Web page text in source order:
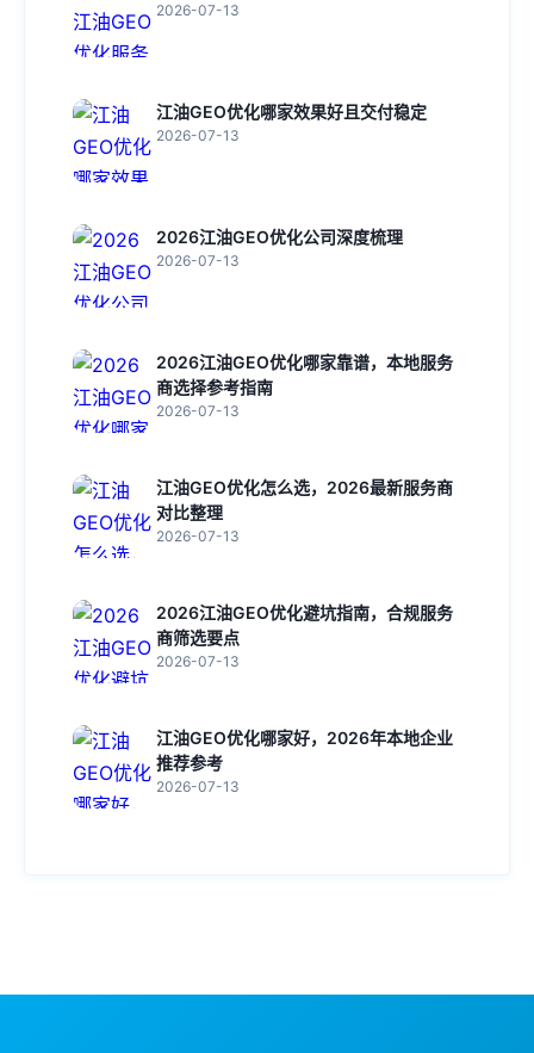
2026-07-13
江油GEO优化哪家效果好且交付稳定
2026-07-13
2026江油GEO优化公司深度梳理
2026-07-13
2026江油GEO优化哪家靠谱，本地服务
商选择参考指南
2026-07-13
江油GEO优化怎么选，2026最新服务商
对比整理
2026-07-13
2026江油GEO优化避坑指南，合规服务
商筛选要点
2026-07-13
江油GEO优化哪家好，2026年本地企业
推荐参考
2026-07-13